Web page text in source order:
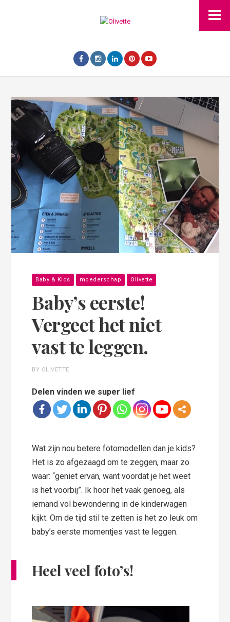
Baby & Kids moederschap Olivette
Baby’s eerste!
Vergeet het niet
vast te leggen.
BY OLIVETTE
Delen vinden we super lief
Wat zijn nou betere fotomodellen dan je kids?
Het is zo afgezaagd om te zeggen, maar zo
waar: “geniet ervan, want voordat je het weet
is het voorbij”. Ik hoor het vaak genoeg, als
iemand vol bewondering in de kinderwagen
kijkt. Om de tijd stil te zetten is het zo leuk om
baby’s eerste momentjes vast te leggen.
Heel veel foto’s!